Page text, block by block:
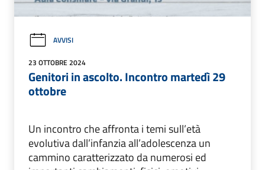
AVVISI
23 OTTOBRE 2024
Genitori in ascolto. Incontro martedì 29
ottobre
Un incontro che affronta i temi sull’età
evolutiva dall’infanzia all’adolescenza un
cammino caratterizzato da numerosi ed